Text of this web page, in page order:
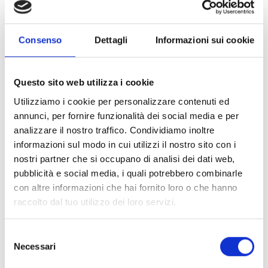
Consenso Dettagli Informazioni sui cookie
Questo sito web utilizza i cookie
Utilizziamo i cookie per personalizzare contenuti ed
annunci, per fornire funzionalità dei social media e per
analizzare il nostro traffico. Condividiamo inoltre
informazioni sul modo in cui utilizzi il nostro sito con i
nostri partner che si occupano di analisi dei dati web,
pubblicità e social media, i quali potrebbero combinarle
con altre informazioni che hai fornito loro o che hanno
raccolto dal tuo utilizzo dei loro servizi.
Necessari
pandemia e dalla guerra. Raggiunto il
break-even in pochi mesi e realizzando
utili ogni anno, con percentuali
le attenzioni di Cloud Care per il forte
dinamismo e per la vocazione allo
sviluppo del comparto digital e web, oltre
che per il tradizionale traino rappresentato
dal settore immobiliare, grazie ad una
presenza capillare sul territorio. Ulteriore
elemento di successo per Affida è stata la
diversificazione che ha consentito
all’azienda di crescere in modo rapido e,
al contempo, in sicurezza, grazie anche ad